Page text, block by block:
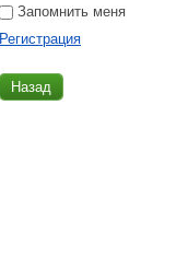
Запомнить меня
Регистрация
Назад